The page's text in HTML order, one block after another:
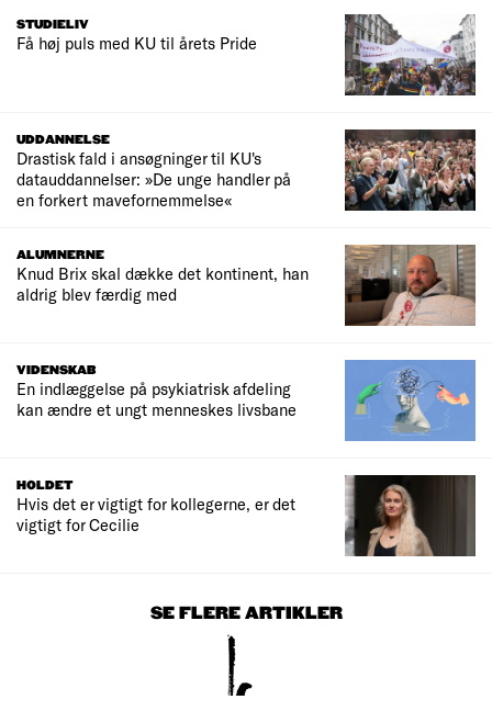
STUDIELIV
Få høj puls med KU til årets Pride
UDDANNELSE
Drastisk fald i ansøgninger til KU's
datauddannelser: »De unge handler på
en forkert mavefornemmelse«
ALUMNERNE
Knud Brix skal dække det kontinent, han
aldrig blev færdig med
VIDENSKAB
En indlæggelse på psykiatrisk afdeling
kan ændre et ungt menneskes livsbane
HOLDET
Hvis det er vigtigt for kollegerne, er det
vigtigt for Cecilie
SE FLERE ARTIKLER